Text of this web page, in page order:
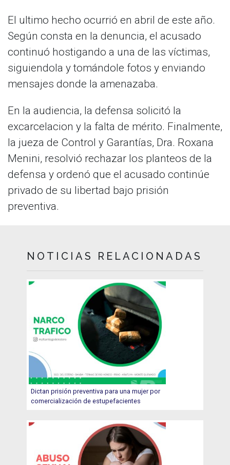
El ultimo hecho ocurrió en abril de este año.
Según consta en la denuncia, el acusado
continuó hostigando a una de las víctimas,
siguiendola y tomándole fotos y enviando
mensajes donde la amenazaba.
En la audiencia, la defensa solicitó la
excarcelacion y la falta de mérito. Finalmente,
la jueza de Control y Garantías, Dra. Roxana
Menini, resolvió rechazar los planteos de la
defensa y ordenó que el acusado continúe
privado de su libertad bajo prisión
preventiva.
NOTICIAS RELACIONADAS
Dictan prisión preventiva para una mujer por
comercialización de estupefacientes